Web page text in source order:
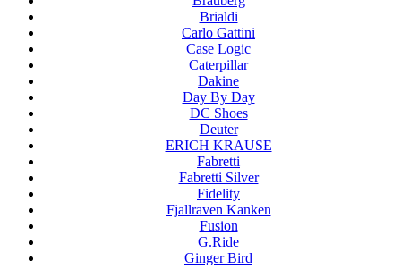
Brialdi
Carlo Gattini
Case Logic
Caterpillar
Dakine
Day By Day
DC Shoes
Deuter
ERICH KRAUSE
Fabretti
Fabretti Silver
Fidelity
Fjallraven Kanken
Fusion
G.Ride
Ginger Bird